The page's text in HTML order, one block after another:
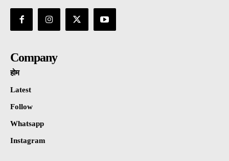
Company
होम
Latest
Follow
Whatsapp
Instagram